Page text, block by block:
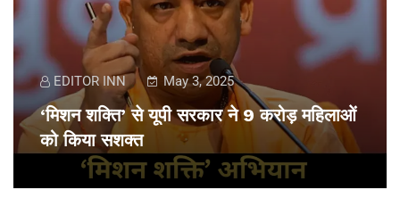
EDITOR INN May 3, 2025
‘मिशन शक्ति’ से यूपी सरकार ने 9 करोड़ महिलाओं
को किया सशक्त